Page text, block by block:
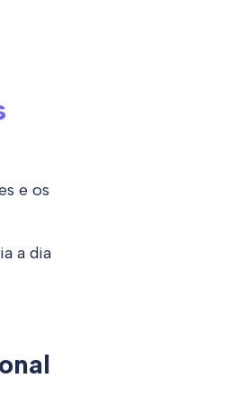
e os
a dia